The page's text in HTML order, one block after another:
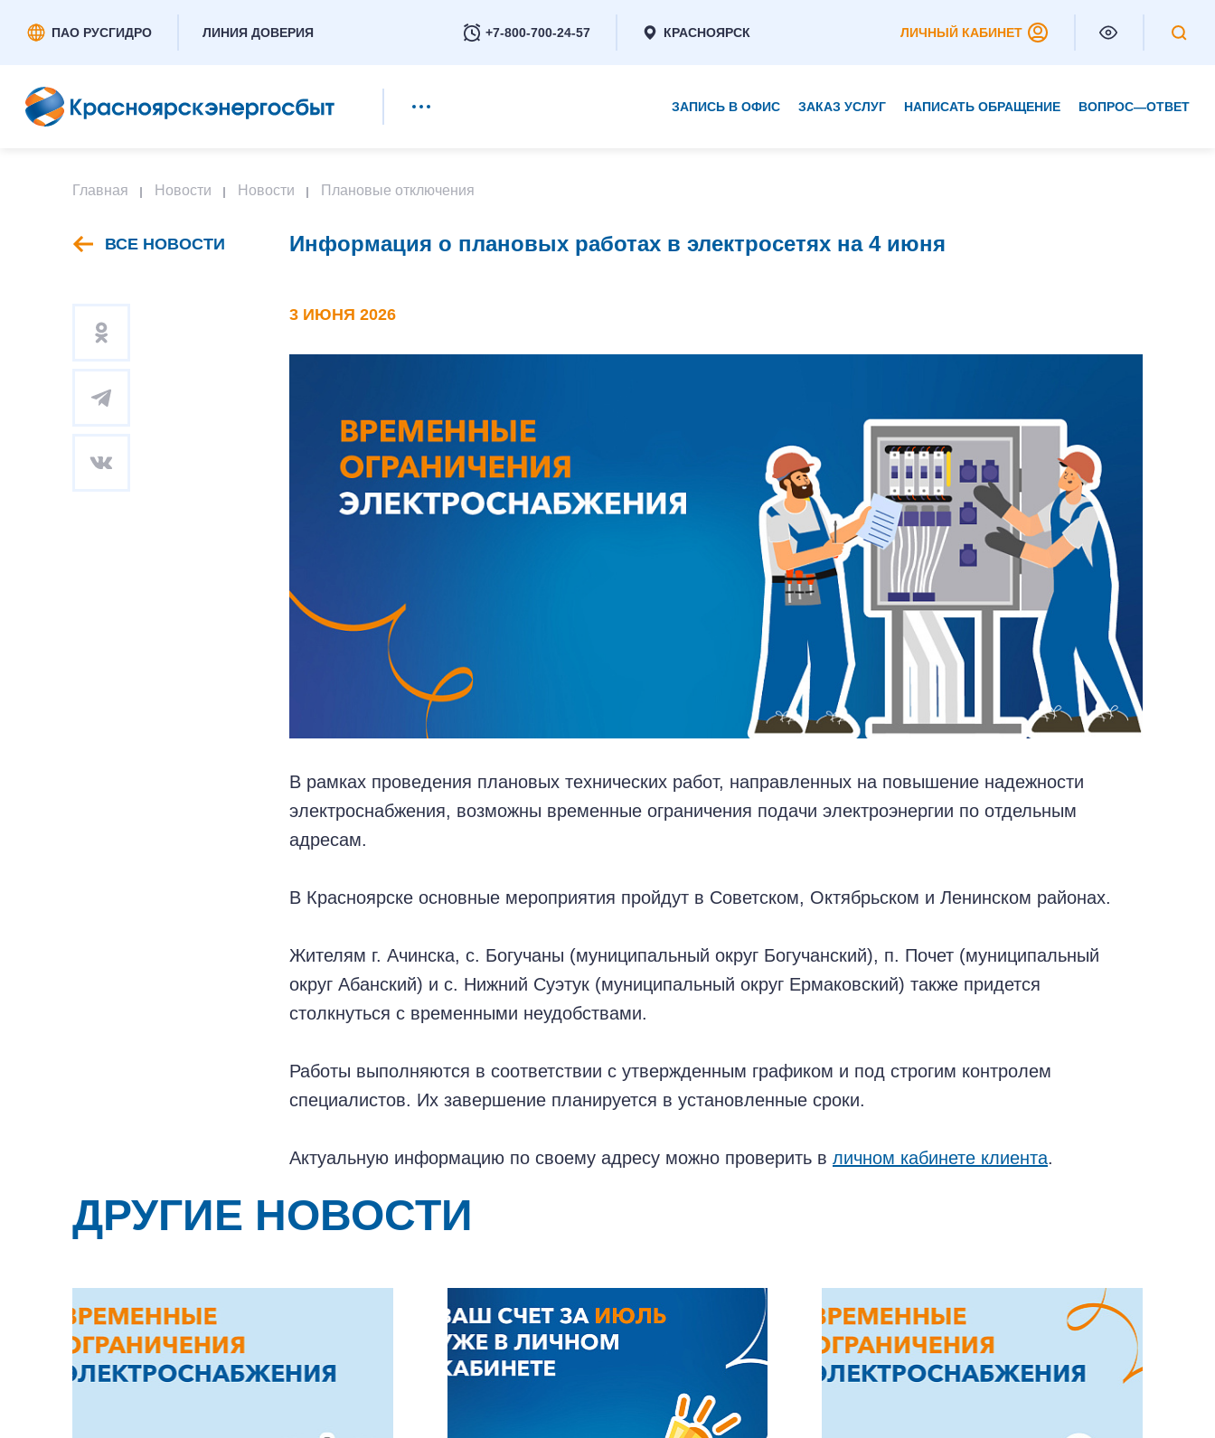
ПАО РУСГИДРО ЛИНИЯ ДОВЕРИЯ +7-800-700-24-57
Заказать обратный звонок
КРАСНОЯРСК ЛИЧНЫЙ КАБИНЕТ
ЗАПИСЬ В ОФИС ЗАКАЗ УСЛУГ НАПИСАТЬ ОБРАЩЕНИЕ ВОПРОС—ОТВЕТ
+7-800-700-24-57
Заказать обратный звонок
Главная Новости Новости Плановые отключения
ВСЕ НОВОСТИ Информация о плановых работах в электросетях на 4 июня
3 ИЮНЯ 2026
В рамках проведения плановых технических работ, направленных на повышение надежности
электроснабжения, возможны временные ограничения подачи электроэнергии по отдельным
адресам.
В Красноярске основные мероприятия пройдут в Советском, Октябрьском и Ленинском районах.
Жителям г. Ачинска, с. Богучаны (муниципальный округ Богучанский), п. Почет (муниципальный
округ Абанский) и с. Нижний Суэтук (муниципальный округ Ермаковский) также придется
столкнуться с временными неудобствами.
Работы выполняются в соответствии с утвержденным графиком и под строгим контролем
специалистов. Их завершение планируется в установленные сроки.
Актуальную информацию по своему адресу можно проверить в личном кабинете клиента.
ДРУГИЕ НОВОСТИ